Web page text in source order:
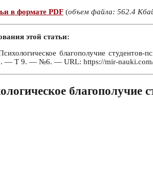
в формате PDF (объем файла: 562.4
этой статьи:
благополучие
— Т 9. — №6. — URL: https://mir-nauki.com/
благополучие